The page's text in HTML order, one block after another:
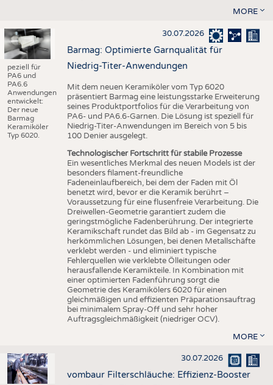
MORE
peziell für
PA6 und
PA6.6
Anwendungen
entwickelt:
Der neue
Barmag
Keramiköler
Typ 6020.
30.07.2026
Barmag: Optimierte Garnqualität für
Niedrig-Titer-Anwendungen
Mit dem neuen Keramiköler vom Typ 6020
präsentiert Barmag eine leistungsstarke Erweiterung
seines Produktportfolios für die Verarbeitung von
PA6- und PA6.6-Garnen. Die Lösung ist speziell für
Niedrig-Titer-Anwendungen im Bereich von 5 bis
100 Denier ausgelegt.
Technologischer Fortschritt für stabile Prozesse
Ein wesentliches Merkmal des neuen Models ist der
besonders filament-freundliche
Fadeneinlaufbereich, bei dem der Faden mit Öl
benetzt wird, bevor er die Keramik berührt –
Voraussetzung für eine flusenfreie Verarbeitung. Die
Dreiwellen-Geometrie garantiert zudem die
geringstmögliche Fadenberührung. Der integrierte
Keramikschaft rundet das Bild ab - im Gegensatz zu
herkömmlichen Lösungen, bei denen Metallschäfte
verklebt werden - und eliminiert typische
Fehlerquellen wie verklebte Ölleitungen oder
herausfallende Keramikteile. In Kombination mit
einer optimierten Fadenführung sorgt die
Geometrie des Keramikölers 6020 für einen
gleichmäßigen und effizienten Präparationsauftrag
bei minimalem Spray-Off und sehr hoher
Auftragsgleichmäßigkeit (niedriger OCV).
MORE
30.07.2026
vombaur Filterschläuche: Effizienz-Booster